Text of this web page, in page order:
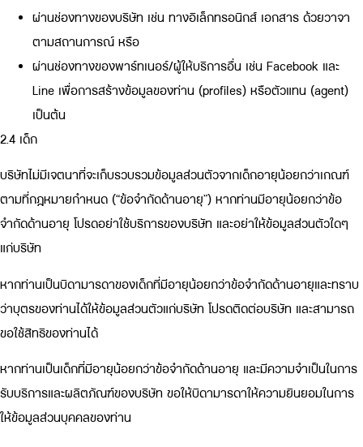
ผ่านช่องทางของบริษัท เช่น ทางอิเล็กทรอนิกส์ เอกสาร ด้วยวาจา
ตามสถานการณ์ หรือ
ผ่านช่องทางของพาร์ทเนอร์/ผู้ให้บริการอื่น เช่น Facebook และ
Line เพื่อการสร้างข้อมูลของท่าน (profiles) หรือตัวแทน (agent)
เป็นต้น
2.4 เด็ก
บริษัทไม่มีเจตนาที่จะเก็บรวบรวมข้อมูลส่วนตัวจากเด็กอายุน้อยกว่าเกณฑ์
ตามที่กฎหมายกำหนด (“ข้อจำกัดด้านอายุ”) หากท่านมีอายุน้อยกว่าข้อ
จำกัดด้านอายุ โปรดอย่าใช้บริการของบริษัท และอย่าให้ข้อมูลส่วนตัวใดๆ
แก่บริษัท
หากท่านเป็นบิดามารดาของเด็กที่มีอายุน้อยกว่าข้อจำกัดด้านอายุและทราบ
ว่าบุตรของท่านได้ให้ข้อมูลส่วนตัวแก่บริษัท โปรดติดต่อบริษัท และสามารถ
ขอใช้สิทธิของท่านได้
หากท่านเป็นเด็กที่มีอายุน้อยกว่าข้อจำกัดด้านอายุ และมีความจำเป็นในการ
รับบริการและผลิตภัณฑ์ของบริษัท ขอให้บิดามารดาให้ความยินยอมในการ
ให้ข้อมูลส่วนบุคคลของท่าน